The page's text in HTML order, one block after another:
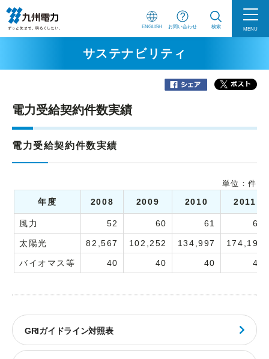
ENGLISH お問い合わせ 検索 MENU
サステナビリティ
電力受給契約件数実績
電力受給契約件数実績
単位：件
年度 2008 2009 2010 2011
風力 52 60 61 63
太陽光 82,567 102,252 134,997 174,197
バイオマス等 40 40 40 40
GRIガイドライン対照表